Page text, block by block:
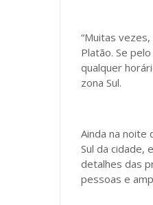
“Muitas
Platão. Se
qualquer
zona Sul.
Ainda na noite
Sul da cidade,
detalhes das
pessoas e